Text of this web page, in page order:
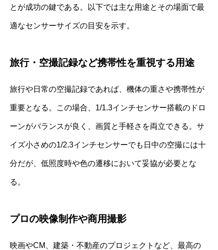
とが成功の鍵である。以下では主な用途とその場面で最
適なセンサーサイズの目安を示す。
旅行・空撮記録など携帯性を重視する用途
旅行や日常の空撮記録であれば、機体の重さや携帯性が
重要となる。この場合、1/1.3インチセンサー搭載のドロ
ーンがバランスが良く、画質と手軽さを両立できる。サ
イズ小さめの1/2.3インチセンサーでも日中の空撮には十
分だが、低照度時や色の遷移において妥協が必要とな
る。
プロの映像制作や商用撮影
映画やCM、建築・不動産のプロジェクトなど、最高の